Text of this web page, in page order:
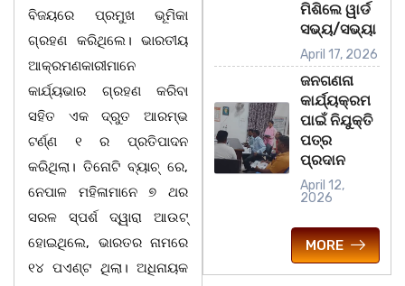
ବିଜୟରେ ପ୍ରମୁଖ ଭୂମିକା
ଗ୍ରହଣ କରିଥିଲେ। ଭାରତୀୟ
ଆକ୍ରମଣକାରୀମାନେ
କାର୍ଯ୍ୟଭାର ଗ୍ରହଣ କରିବା
ସହିତ ଏକ ଦ୍ରୁତ ଆରମ୍ଭ
ଟର୍ଣ୍ଣ ୧ ର ପ୍ରତିପାଦନ
କରିଥିଲା। ତିନୋଟି ବ୍ୟାଚ୍ ରେ,
ନେପାଳ ମହିଳାମାନେ ୭ ଥର
ସରଳ ସ୍ପର୍ଶ ଦ୍ୱାରା ଆଉଟ୍
ହୋଇଥିଲେ, ଭାରତର ନାମରେ
୧୪ ପଏଣ୍ଟ ଥିଲା। ଅଧିନାୟକ
ମିଶିଲେ ୱାର୍ଡ
ସଭ୍ୟ/ସଭ୍ୟା
April 17, 2026
ଜନଗଣନା
କାର୍ଯ୍ୟକ୍ରମ
ପାଇଁ ନିଯୁକ୍ତି
ପତ୍ର
ପ୍ରଦାନ
April 12,
2026
MORE